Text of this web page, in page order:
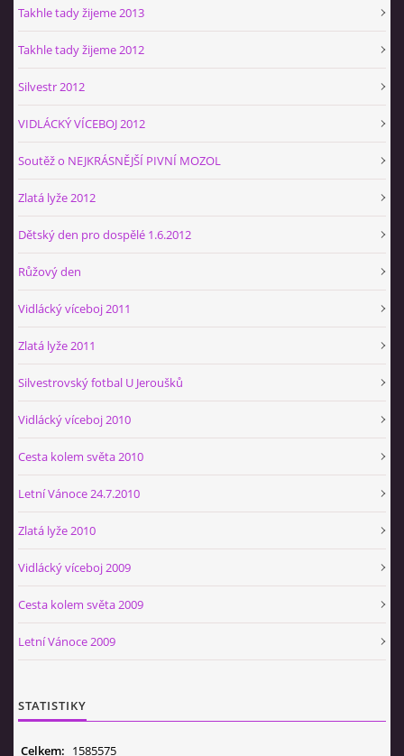
Takhle tady žijeme 2013
Takhle tady žijeme 2012
Silvestr 2012
VIDLÁCKÝ VÍCEBOJ 2012
Soutěž o NEJKRÁSNĚJŠÍ PIVNÍ MOZOL
Zlatá lyže 2012
Dětský den pro dospělé 1.6.2012
Růžový den
Vidlácký víceboj 2011
Zlatá lyže 2011
Silvestrovský fotbal U Jeroušků
Vidlácký víceboj 2010
Cesta kolem světa 2010
Letní Vánoce 24.7.2010
Zlatá lyže 2010
Vidlácký víceboj 2009
Cesta kolem světa 2009
Letní Vánoce 2009
STATISTIKY
Celkem: 1585575